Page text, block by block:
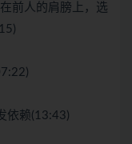
前人的肩膀上，选
依赖(13:43)